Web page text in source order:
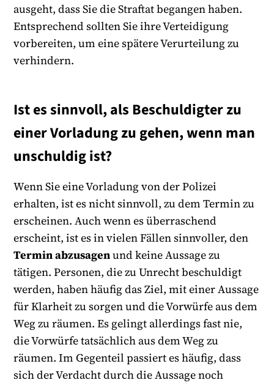
ausgeht, dass Sie die Straftat begangen haben.
Entsprechend sollten Sie ihre Verteidigung
vorbereiten, um eine spätere Verurteilung zu
verhindern.
Ist es sinnvoll, als Beschuldigter zu
einer Vorladung zu gehen, wenn man
unschuldig ist?
Wenn Sie eine Vorladung von der Polizei
erhalten, ist es nicht sinnvoll, zu dem Termin zu
erscheinen. Auch wenn es überraschend
erscheint, ist es in vielen Fällen sinnvoller, den
Termin abzusagenund keine Aussage zu
tätigen. Personen, die zu Unrecht beschuldigt
werden, haben häufig das Ziel, mit einer Aussage
für Klarheit zu sorgen und die Vorwürfe aus dem
Weg zu räumen. Es gelingt allerdings fast nie,
die Vorwürfe tatsächlich aus dem Weg zu
räumen. Im Gegenteil passiert es häufig, dass
sich der Verdacht durch die Aussage noch